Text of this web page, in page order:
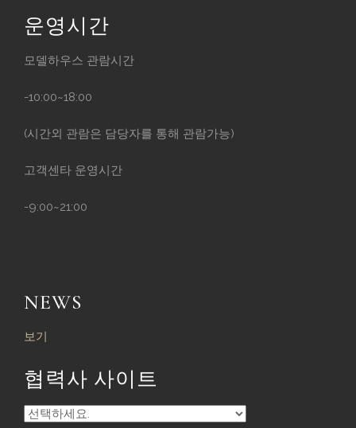
운영시간
모델하우스 관람시간
-10:00~18:00
(시간외 관람은 담당자를 통해 관람가능)
고객센타 운영시간
-9:00~21:00
NEWS
보기
협력사 사이트